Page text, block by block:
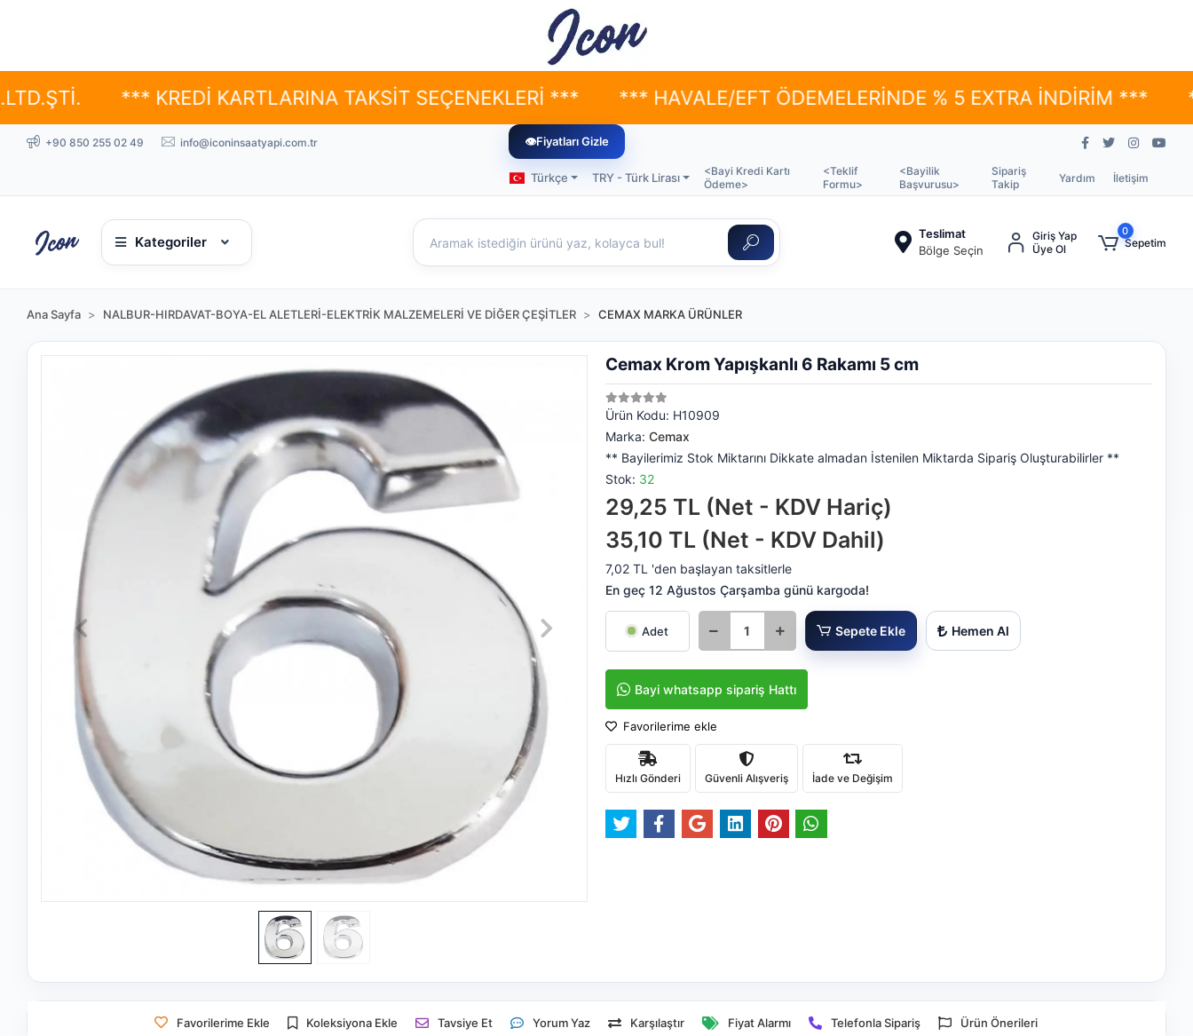
*** KREDİ KARTLARINA TAKSİT SEÇENEKLERİ *** *** HAVALE/EFT ÖDEMELERİNDE % 5 EXTRA İNDİRİM *** ***
+90 850 255 02 49 info@iconinsaatyapi.com.tr 👁Fiyatları Gizle
Türkçe TRY - Türk Lirası
<Bayi Kredi Kartı
Ödeme>
<Teklif
Formu>
<Bayilik
Başvurusu>
Sipariş
Takip
Yardım İletişim
Kategoriler
Teslimat
Bölge Seçin
Giriş Yap
Üye Ol
0
Sepetim
Ana Sayfa NALBUR-HIRDAVAT-BOYA-EL ALETLERİ-ELEKTRİK MALZEMELERİ VE DİĞER ÇEŞİTLER CEMAX MARKA ÜRÜNLER
Cemax Krom Yapışkanlı 6 Rakamı 5 cm
Ürün Kodu: H10909
Marka: Cemax
** Bayilerimiz Stok Miktarını Dikkate almadan İstenilen Miktarda Sipariş Oluşturabilirler **
Stok: 32
29,25 TL (Net - KDV Hariç)
35,10 TL (Net - KDV Dahil)
7,02 TL 'den başlayan taksitlerle
En geç 12 Ağustos Çarşamba günü kargoda!
Adet Sepete Ekle Hemen Al
Bayi whatsapp sipariş Hattı
Favorilerime ekle
Hızlı Gönderi Güvenli Alışveriş İade ve Değişim
Favorilerime Ekle Koleksiyona Ekle Tavsiye Et Yorum Yaz Karşılaştır Fiyat Alarmı Telefonla Sipariş Ürün Önerileri